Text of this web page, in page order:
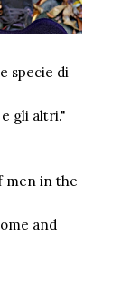
specie di
gli altri."
men in the
and